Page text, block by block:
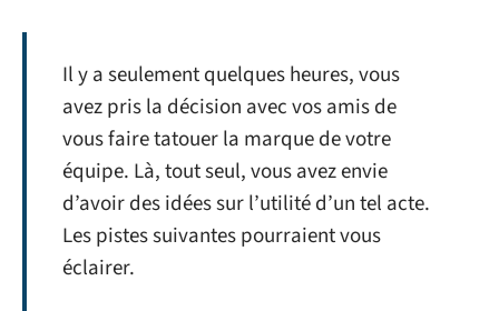
Il y a seulement quelques heures, vous
avez pris la décision avec vos amis de
vous faire tatouer la marque de votre
équipe. Là, tout seul, vous avez envie
d’avoir des idées sur l’utilité d’un tel acte.
Les pistes suivantes pourraient vous
éclairer.